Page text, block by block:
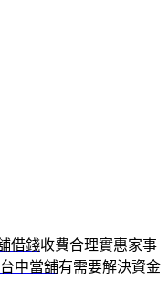
借錢收費合理實惠家事
台中當舖有需要解決資金